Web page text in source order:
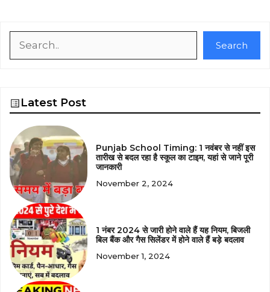
Search
Latest Post
Punjab School Timing: 1 नवंबर से नहीं इस
तारीख से बदल रहा है स्कूल का टाइम, यहां से जाने पूरी
जानकारी
November 2, 2024
1 नंबर 2024 से जारी होने वाले हैं यह नियम, बिजली
बिल बैंक और गैस सिलेंडर में होने वाले हैं बड़े बदलाव
November 1, 2024